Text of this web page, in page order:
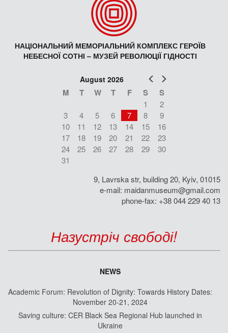
НАЦІОНАЛЬНИЙ МЕМОРІАЛЬНИЙ КОМПЛЕКС ГЕРОЇВ
НЕБЕСНОЇ СОТНІ – МУЗЕЙ РЕВОЛЮЦІЇ ГІДНОСТІ
Prev
August 2026
M T W T F S S
1
2
3
4 5 6 7 8
9
10
11 12 13 14 15
16
17
18 19 20 21 22
23
24
25 26 27 28 29
30
31
9, Lavrska str, building 20, Kyiv, 01015
e-mail: maidanmuseum@gmail.com
phone-fax: +38 044 229 40 13
Назустріч свободі!
NEWS
Academic Forum: Revolution of Dignity: Towards History Dates:
November 20-21, 2024
Saving culture: CER Black Sea Regional Hub launched in
Ukraine